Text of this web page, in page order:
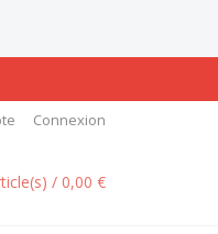
Connexion
/ 0,00 €